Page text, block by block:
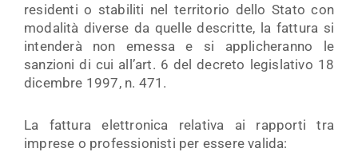
residenti o stabiliti nel territorio dello Stato con
modalità diverse da quelle descritte, la fattura si
intenderà non emessa e si applicheranno le
sanzioni di cui all’art. 6 del decreto legislativo 18
dicembre 1997, n. 471.
La fattura elettronica relativa ai rapporti tra
imprese o professionisti per essere valida: